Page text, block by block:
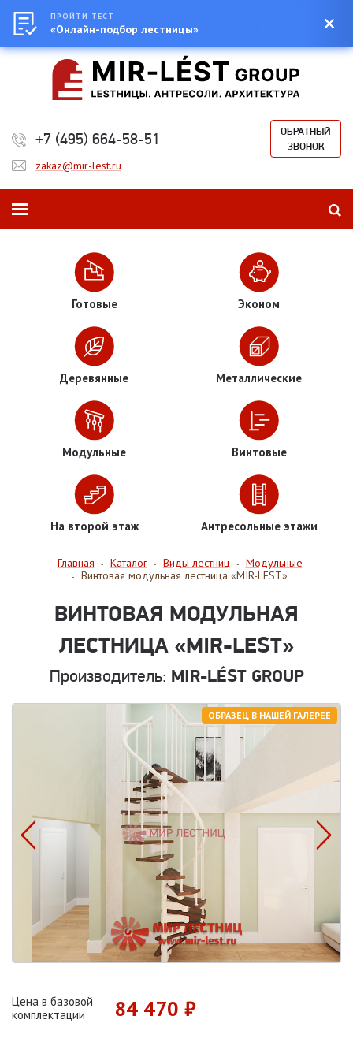
ЕкатеринбургКазаньНовосибирск
Петербург
Сумма:
+7 (495) 664-58-51
ОБРАТНЫЙ
ЗВОНОК
zakaz@mir-lest.ru
Готовые Эконом
Деревянные Металлические
Модульные Винтовые
На второй этаж Антресольные этажи
Главная - Каталог - Виды лестниц - Модульные
- Винтовая модульная лестница «MIR-LEST»
ВИНТОВАЯ МОДУЛЬНАЯ
ЛЕСТНИЦА «MIR-LEST»
Производитель: MIR-LÉST GROUP
ОБРАЗЕЦ В НАШЕЙ ГАЛЕРЕЕ
Цена в базовой
комплектации
84 470 ₽
ПРОЙТИ ТЕСТ
«Онлайн-подбор лестницы»